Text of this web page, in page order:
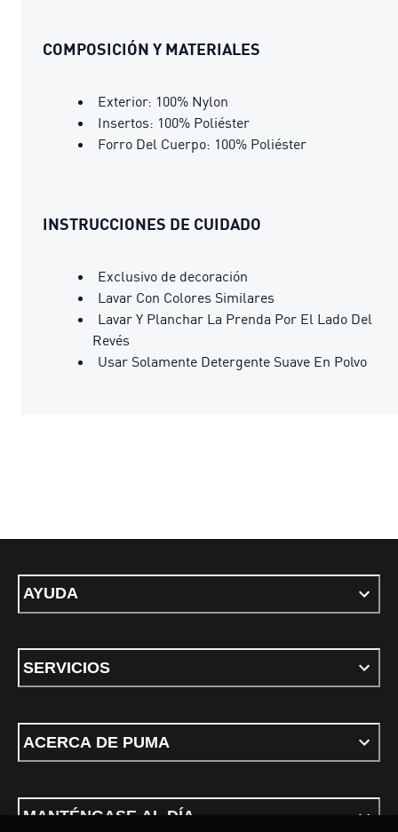
COMPOSICIÓN Y MATERIALES
Exterior: 100% Nylon
Insertos: 100% Poliéster
Forro Del Cuerpo: 100% Poliéster
INSTRUCCIONES DE CUIDADO
Exclusivo de decoración
Lavar Con Colores Similares
Lavar Y Planchar La Prenda Por El Lado Del
Revés
Usar Solamente Detergente Suave En Polvo
AYUDA
SERVICIOS
ACERCA DE PUMA
MANTÉNGASE AL DÍA